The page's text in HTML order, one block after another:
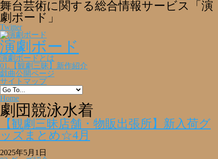
舞台芸術に関する総合情報サービス「演
劇ボード」
Twitter
演劇ボード
演劇ボードとは
01.【観劇三昧】新作紹介
戯曲公開ページ
サイトマップ
Home
劇団競泳水着
【観劇三昧店舗・物販出張所】新入荷グ
ッズまとめ☆4月
2025年5月1日